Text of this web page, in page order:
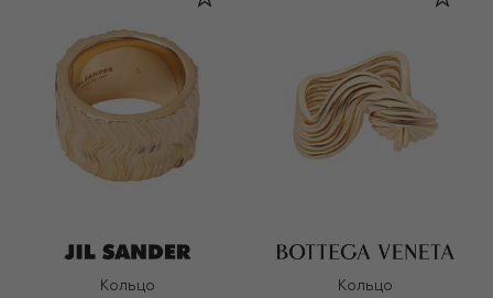
Кольцо
Кольцо